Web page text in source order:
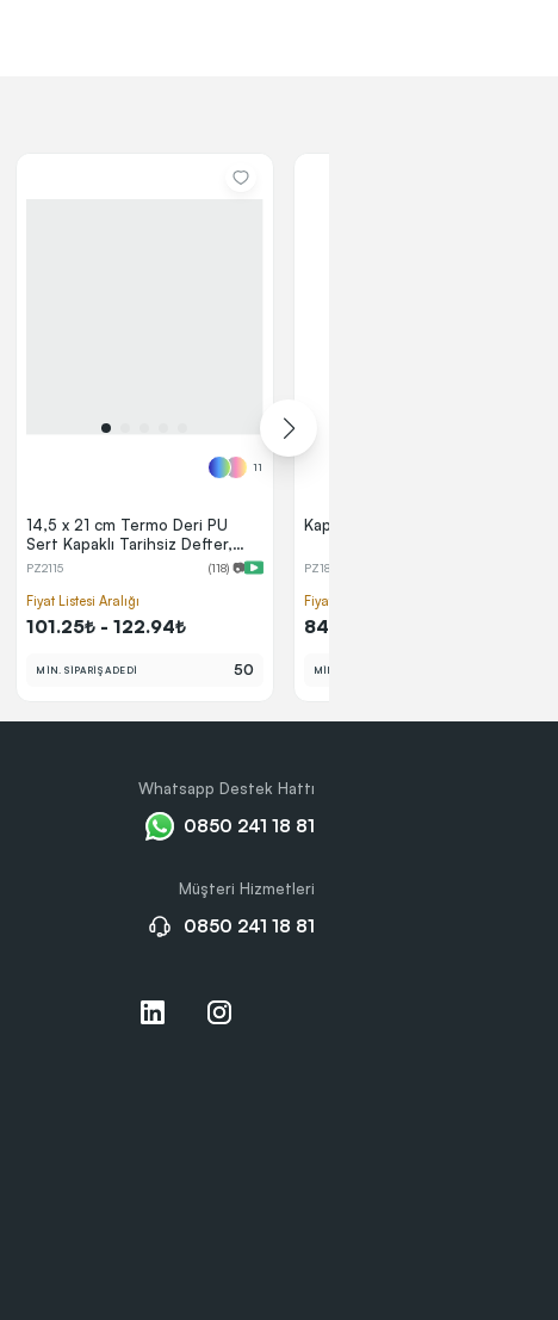
11
14,5 x 21 cm Termo Deri PU
Sert Kapaklı Tarihsiz Defter,
224 Sayfa, 80 gr Ivory Krem
Kalem Tutuculu
PZ2115 (118) 📷
Fiyat Listesi Aralığı
101.25₺ - 122.94₺
MİN. SİPARİŞ ADEDİ 50
Kapaklı Metal Roller Kalem
PZ1844
Fiyat Listesi Aralığı
84.00₺ - 102.00₺
MİN. SİPARİŞ ADEDİ
Whatsapp Destek Hattı
0850 241 18 81
Müşteri Hizmetleri
0850 241 18 81